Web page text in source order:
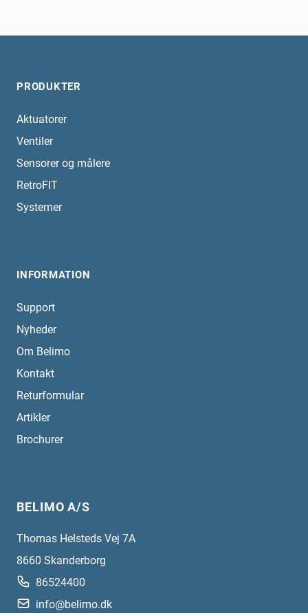
PRODUKTER
Aktuatorer
Ventiler
Sensorer og målere
RetroFIT
Systemer
INFORMATION
Support
Nyheder
Om Belimo
Kontakt
Returformular
Artikler
Brochurer
BELIMO A/S
Thomas Helsteds Vej 7A
8660 Skanderborg
86524400
info@belimo.dk